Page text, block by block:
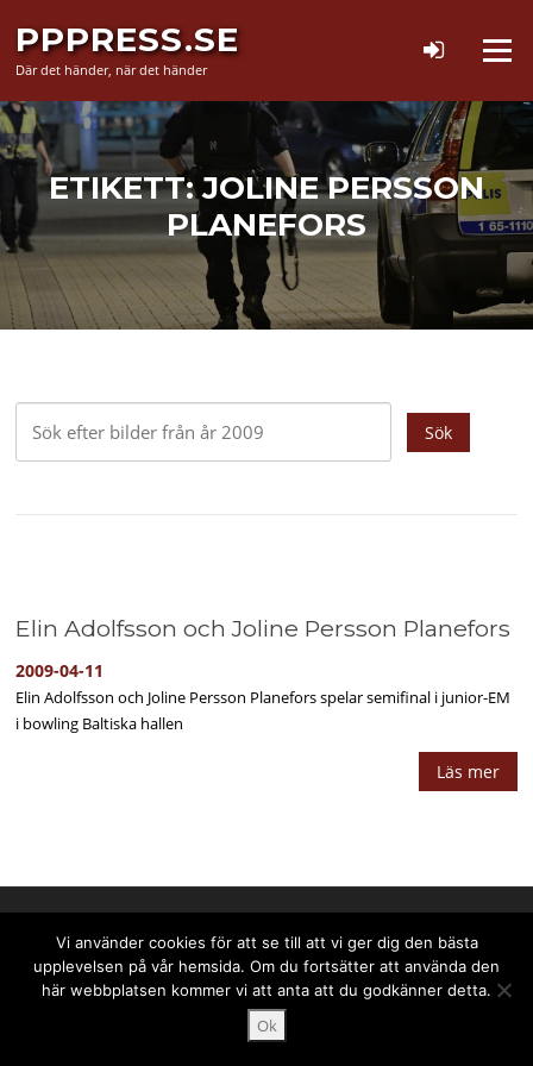
innehåll
PPPRESS.SE
Där det händer, när det händer
Meny
ETIKETT:JOLINE PERSSON
PLANEFORS
Sök
Elin Adolfsson och Joline Persson Planefors
2009-04-11
Elin Adolfsson och Joline Persson Planefors spelar semifinal i junior-EM
i bowling Baltiska hallen
Läs mer
Vi använder cookies för att se till att vi ger dig den bästa
upplevelsen på vår hemsida. Om du fortsätter att använda den
här webbplatsen kommer vi att anta att du godkänner detta.
Ok